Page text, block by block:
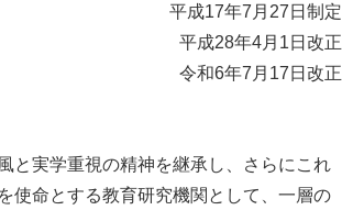
平成17年7月27日制定
平成28年4月1日改正
令和6年7月17日改正
と実学重視の精神を継承し、さらにこれ
使命とする教育研究機関として、一層の